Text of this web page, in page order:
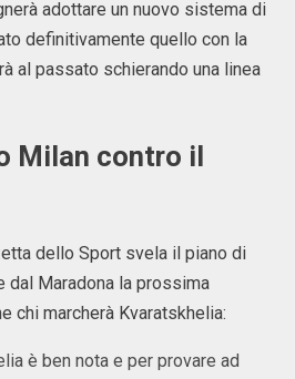
adottare un nuovo sistema di
definitivamente quello con la
al passato schierando una linea
Milan contro il
dello Sport svela il piano di
dal Maradona la prossima
chi marcherà Kvaratskhelia:
è ben nota e per provare ad